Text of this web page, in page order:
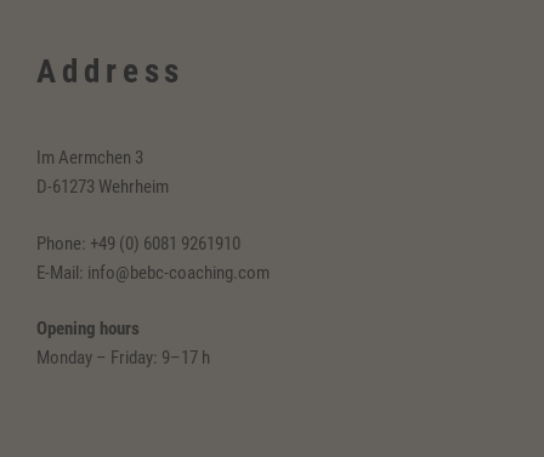
Address
Im Aermchen 3
D-61273 Wehrheim
Phone: +49 (0) 6081 9261910
E-Mail: info@bebc-coaching.com
Opening hours
Monday – Friday: 9–17 h